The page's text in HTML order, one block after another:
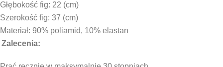
Głębokość fig: 22 (cm)
Szerokość fig: 37 (cm)
Materiał: 90% poliamid, 10% elastan
Zalecenia: